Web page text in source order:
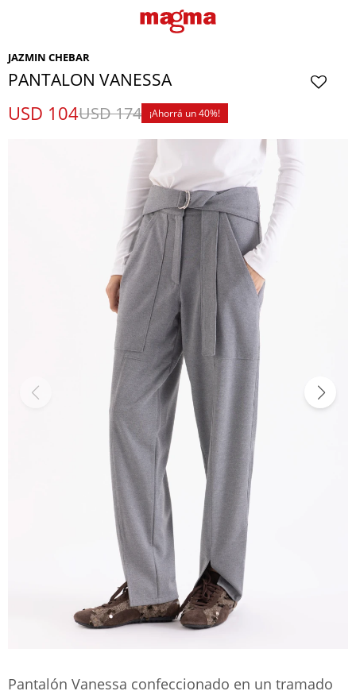
JAZMIN CHEBAR
PANTALON VANESSA
USD 104USD174 40
Pantalón Vanessa confeccionado en un tramado